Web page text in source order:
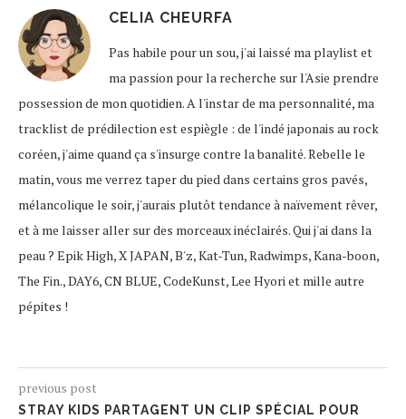
CELIA CHEURFA
Pas habile pour un sou, j'ai laissé ma playlist et
ma passion pour la recherche sur l'Asie prendre
possession de mon quotidien. A l'instar de ma personnalité, ma
tracklist de prédilection est espiègle : de l'indé japonais au rock
coréen, j'aime quand ça s'insurge contre la banalité. Rebelle le
matin, vous me verrez taper du pied dans certains gros pavés,
mélancolique le soir, j'aurais plutôt tendance à naïvement rêver,
et à me laisser aller sur des morceaux inéclairés. Qui j'ai dans la
peau ? Epik High, X JAPAN, B'z, Kat-Tun, Radwimps, Kana-boon,
The Fin., DAY6, CN BLUE, CodeKunst, Lee Hyori et mille autre
pépites !
previous post
STRAY KIDS PARTAGENT UN CLIP SPÉCIAL POUR